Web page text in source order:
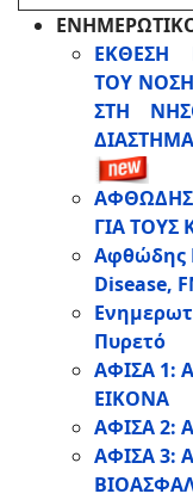
ΕΚΘΕΣΗ
ΤΟΥ
ΣΤΗ
ΑΦΘΩΔΗΣ
ΓΙΑ
Αφθώδης
Disease,
Πυρετό
ΑΦΙΣΑ 1:
ΕΙΚΟΝΑ
ΑΦΙΣΑ 2:
ΑΦΙΣΑ 3: